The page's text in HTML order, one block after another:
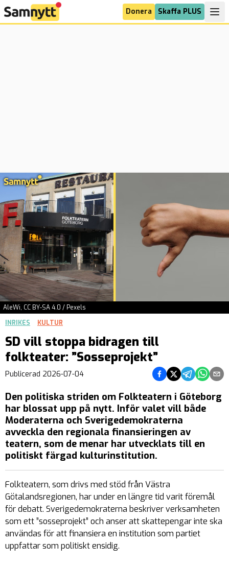
Donera Skaffa PLUS
AleWi, CC BY-SA 4.0 / Pexels
INRIKES
KULTUR
SD vill stoppa bidragen till
folkteater: ”Sosseprojekt”
Publicerad 2026-07-04 Dela på Facebook
Dela på Twitter
Dela på
Dela
Den politiska striden om Folkteatern i Göteborg
har blossat upp på nytt. Inför valet vill både
Moderaterna och Sverigedemokraterna
avveckla den regionala finansieringen av
teatern, som de menar har utvecklats till en
politiskt färgad kulturinstitution.
Folkteatern, som drivs med stöd från Västra
Götalandsregionen, har under en längre tid varit föremål
för debatt. Sverigedemokraterna beskriver verksamheten
som ett ”sosseprojekt” och anser att skattepengar inte ska
användas för att finansiera en institution som partiet
uppfattar som politiskt ensidig.